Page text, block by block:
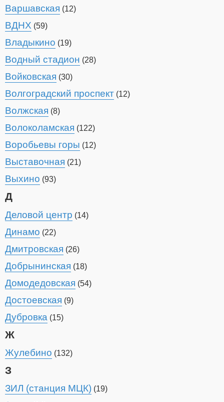
Варшавская (12)
ВДНХ (59)
Владыкино (19)
Водный стадион (28)
Войковская (30)
Волгоградский проспект (12)
Волжская (8)
Волоколамская (122)
Воробьевы горы (12)
Выставочная (21)
Выхино (93)
Д
Деловой центр (14)
Динамо (22)
Дмитровская (26)
Добрынинская (18)
Домодедовская (54)
Достоевская (9)
Дубровка (15)
Ж
Жулебино (132)
З
ЗИЛ (станция МЦК) (19)